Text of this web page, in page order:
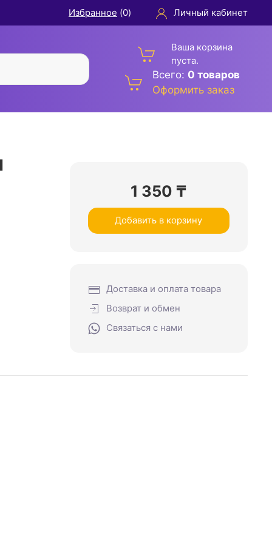
Избранное (0) Личный кабинет
Ваша корзина
пуста.
Всего: 0 товаров
Оформить заказ
1 350 ₸
Добавить в корзину
Доставка и оплата товара
Возврат и обмен
Связаться с нами